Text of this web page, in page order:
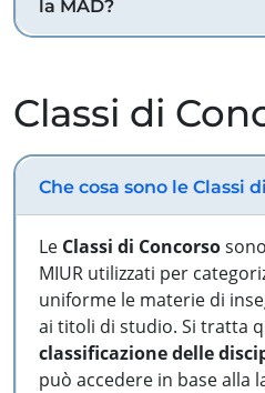
la MAD?
Classi di
Che cosa sono le Classi
Le Classi di Concorso
MIUR utilizzati per
uniforme le materie di
ai titoli di studio. Si tratta
classificazione delle
può accedere in base alla